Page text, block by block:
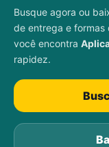
Busque agora ou
de entrega e formas
você encontra
rapidez.